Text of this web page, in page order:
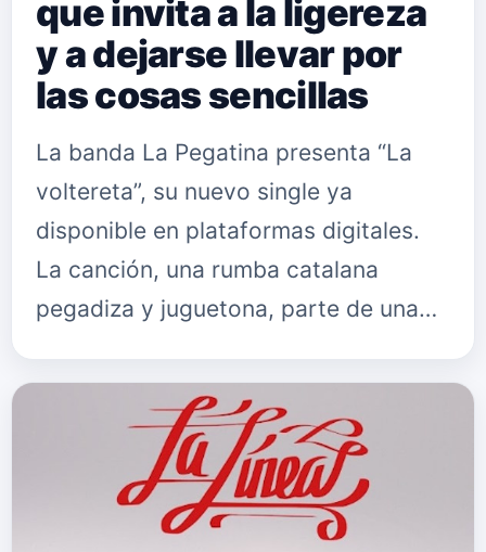
que invita a la ligereza
y a dejarse llevar por
las cosas sencillas
La banda La Pegatina presenta “La
voltereta”, su nuevo single ya
disponible en plataformas digitales.
La canción, una rumba catalana
pegadiza y juguetona, parte de una
quizá esté en la ligereza. A t…